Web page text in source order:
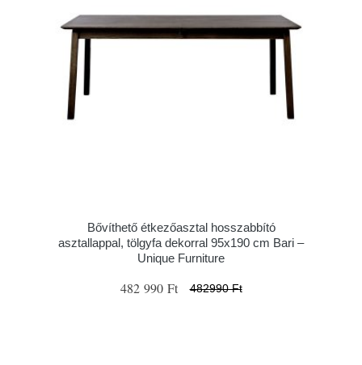
Bővíthető étkezőasztal hosszabbító
asztallappal, tölgyfa dekorral 95x190 cm Bari –
Unique Furniture
482 990 Ft 482990 Ft